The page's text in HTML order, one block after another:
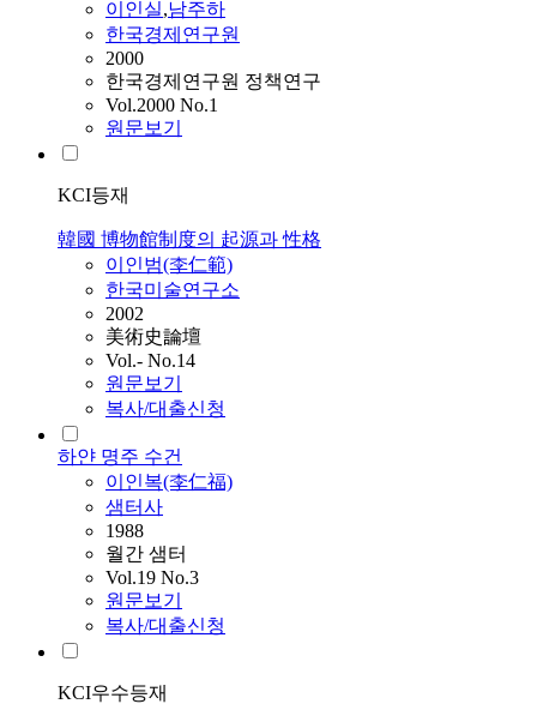
이인실,남주하
한국경제연구원
2000
한국경제연구원 정책연구
Vol.2000 No.1
원문보기
KCI등재
韓國 博物館制度의 起源과 性格
이인범(李仁範)
한국미술연구소
2002
美術史論壇
Vol.- No.14
원문보기
복사/대출신청
하얀 명주 수건
이인복(李仁福)
샘터사
1988
월간 샘터
Vol.19 No.3
원문보기
복사/대출신청
KCI우수등재